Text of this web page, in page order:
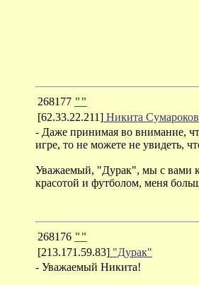
268177 ""
[62.33.22.211] Никита Сумароков
- Даже принимая во внимание,
игре, то не можете не увидеть,
Уважаемый, "Дурак", мы с вами
красотой и футболом, меня
268176 ""
[213.171.59.83] "Дурак"
- Уважаемый Никита!